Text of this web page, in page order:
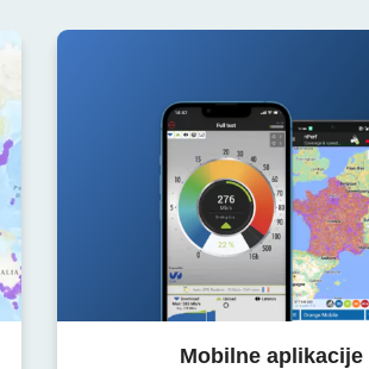
Mobilne aplikacije